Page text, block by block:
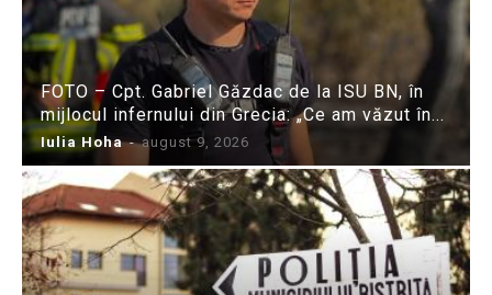
FOTO – Cpt. Gabriel Găzdac de la ISU BN, în
mijlocul infernului din Grecia: „Ce am văzut în...
Iulia Hoha - august 9, 2026